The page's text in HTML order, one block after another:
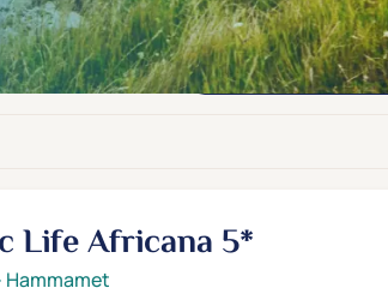
Trier par Nos
Life Africana 5*
Hammamet